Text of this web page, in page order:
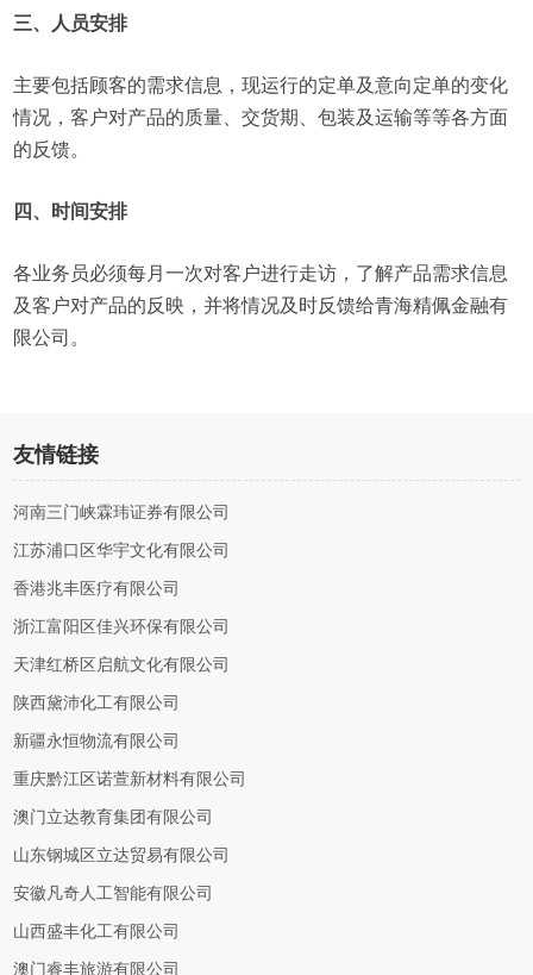
三、人员安排
主要包括顾客的需求信息，现运行的定单及意向定单的变化
情况，客户对产品的质量、交货期、包装及运输等等各方面
的反馈。
四、时间安排
各业务员必须每月一次对客户进行走访，了解产品需求信息
及客户对产品的反映，并将情况及时反馈给青海精佩金融有
限公司。
友情链接
河南三门峡霖玮证券有限公司
江苏浦口区华宇文化有限公司
香港兆丰医疗有限公司
浙江富阳区佳兴环保有限公司
天津红桥区启航文化有限公司
陕西黛沛化工有限公司
新疆永恒物流有限公司
重庆黔江区诺萱新材料有限公司
澳门立达教育集团有限公司
山东钢城区立达贸易有限公司
安徽凡奇人工智能有限公司
山西盛丰化工有限公司
澳门睿丰旅游有限公司